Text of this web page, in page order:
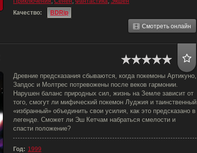
Качество:
BDRip
Смотреть онлайн
Древние предсказания сбываются, когда покемоны Артикуно,
Запдос и Молтрес потревожены после веков гармонии.
Нарушен баланс природных сил, жизнь на Земле зависит от
того, смогут ли мифический покемон Луджия и таинственный
«избранный» объединить свои усилия, как это предсказано в
легенде. Сможет ли Эш Кетчам набраться смелости и
спасти положение?
Год: 1999